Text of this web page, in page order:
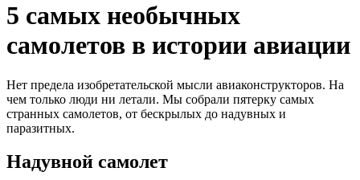
5 самых необычных
самолетов в истории авиации
Нет предела изобретательской мысли авиаконструкторов. На
чем только люди ни летали. Мы собрали пятерку самых
странных самолетов, от бескрылых до надувных и
паразитных.
Надувной самолет